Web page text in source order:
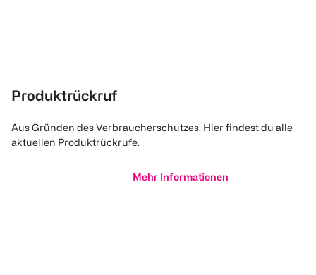
Produktrückruf
Aus Gründen des Verbraucherschutzes. Hier findest du alle
aktuellen Produktrückrufe.
Mehr Informationen